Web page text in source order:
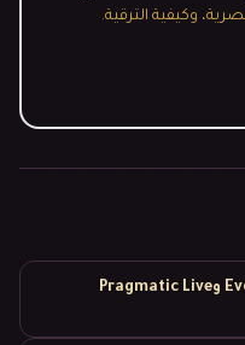
وكيفية الترقية.